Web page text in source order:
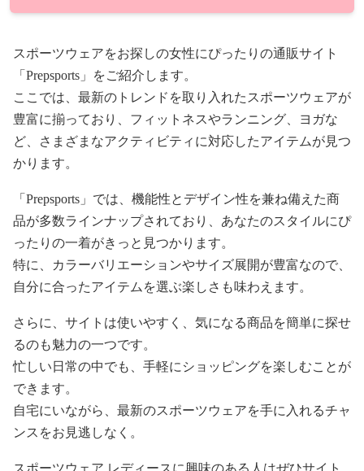
スポーツウェアをお探しの女性にぴったりの通販サイト
「Prepsports」をご紹介します。
ここでは、最新のトレンドを取り入れたスポーツウェアが
豊富に揃っており、フィットネスやランニング、ヨガな
ど、さまざまなアクティビティに対応したアイテムが見つ
かります。
「Prepsports」では、機能性とデザイン性を兼ね備えた商
品が多数ラインナップされており、あなたのスタイルにぴ
ったりの一着がきっと見つかります。
特に、カラーバリエーションやサイズ展開が豊富なので、
自分に合ったアイテムを選ぶ楽しさも味わえます。
さらに、サイトは使いやすく、気になる商品を簡単に探せ
るのも魅力の一つです。
忙しい日常の中でも、手軽にショッピングを楽しむことが
できます。
自宅にいながら、最新のスポーツウェアを手に入れるチャ
ンスをお見逃しなく。
スポーツウェア レディースに興味のある人はぜひサイト